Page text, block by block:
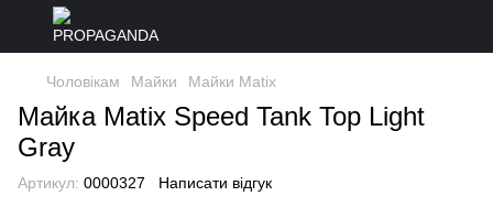
Чоловікам Майки Майки Matix
Майка Matix Speed Tank Top Light
Gray
Артикул: 0000327 Написати відгук